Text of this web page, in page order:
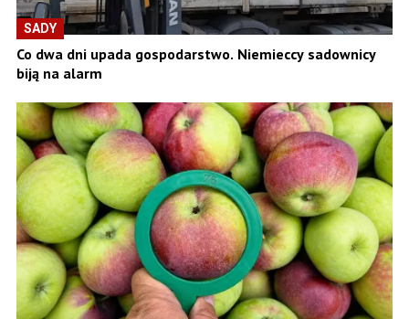
SADY
Co dwa dni upada gospodarstwo. Niemieccy sadownicy
biją na alarm